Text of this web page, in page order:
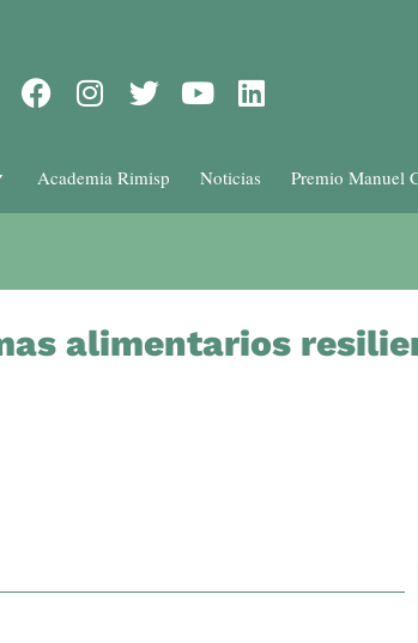
Academia Rimisp Noticias Premio Manuel
alimentarios